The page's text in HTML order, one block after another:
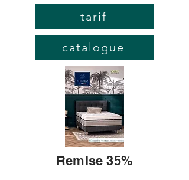
tarif
catalogue
Remise 35%